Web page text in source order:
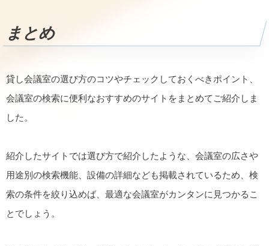
まとめ
貸し会議室の選び方のコツやチェックしておくべきポイント、
会議室の検索に便利なおすすめのサイトをまとめてご紹介しま
した。
紹介したサイトでは選び方で紹介したような、会議室の広さや
用途別の検索機能、設備の詳細なども掲載されているため、検
索の条件を絞り込めば、最適な会議室がカンタンに見つかるこ
とでしょう。